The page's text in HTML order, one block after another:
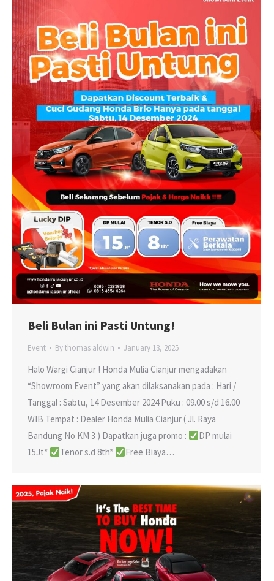
Beli Bulan ini Pasti Untung!
Event Bythomas aldwin January 13, 2025
Halo Wargi Cianjur ! Honda Mulia Cianjur mengadakan
“Showroom Event” yang akan dilaksanakan pada : Hari /
Tanggal : Sabtu, 14 Desember 2024 Puku : 09.00 s/d 16.00
WIB Tempat : Dealer Honda Mulia Cianjur ( Jl. Raya
Bandung No KM 3 ) Dapatkan juga promo :
DP mulai
15Jt*
Tenor s.d 8th* Free Biaya…